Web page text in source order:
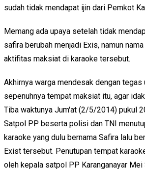
sudah tidak mendapat ijin dari Pemkot
Memang ada upaya setelah tidak
safira berubah menjadi Exis, namun
aktifitas maksiat di karaoke tersebut.
Akhirnya warga mendesak dengan tegas
sepenuhnya tempat maksiat itu, agar
Tiba waktunya Jum'at (2/5/2014) pukul
Satpol PP beserta polisi dan TNI
karaoke yang dulu bernama Safira lalu
Exist tersebut. Penutupan tempat
oleh kepala satpol PP Karanganayar Mei